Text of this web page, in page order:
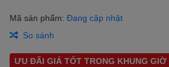
Mã sản phẩm: Đang cập nhật
So sánh
ƯU ĐÃI GIÁ TỐT TRONG KHUNG GIỜ